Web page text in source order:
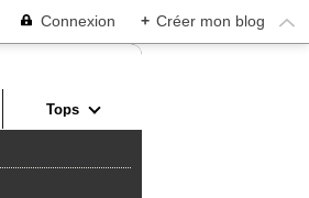
Connexion + Créer mon blog
Tops